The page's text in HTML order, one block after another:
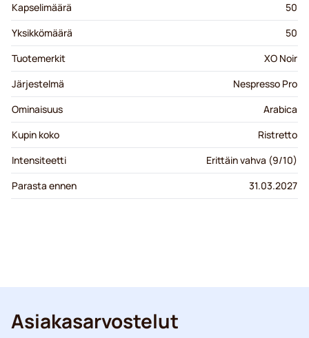
Kapselimäärä
50
Yksikkömäärä
50
Tuotemerkit
XO Noir
Järjestelmä
Nespresso Pro
Ominaisuus
Arabica
Kupin koko
Ristretto
Intensiteetti
Erittäin vahva (9/10)
Parasta ennen
31.03.2027
Asiakasarvostelut